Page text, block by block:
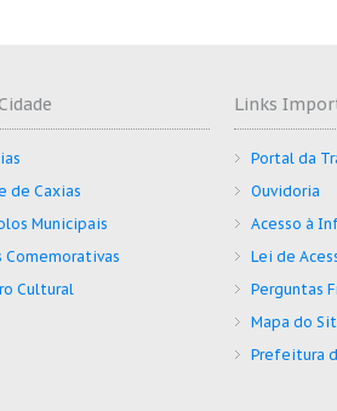
de Caxias
Municipais
Comemorativas
Cultural
Links
Portal da
Ouvidoria
Acesso à
Lei de
Perguntas
Mapa do
Prefeitura